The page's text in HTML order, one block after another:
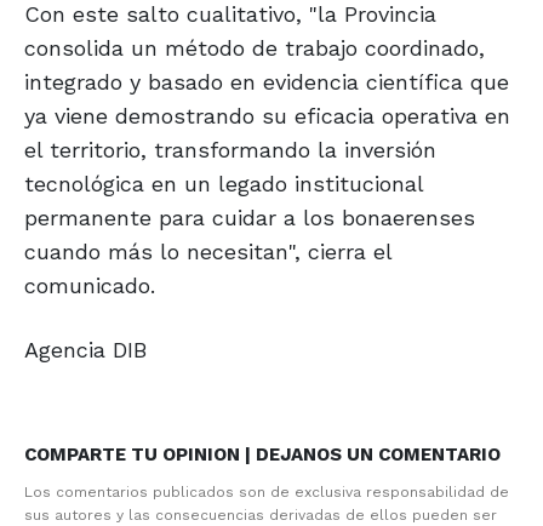
Con este salto cualitativo, "la Provincia
consolida un método de trabajo coordinado,
integrado y basado en evidencia científica que
ya viene demostrando su eficacia operativa en
el territorio, transformando la inversión
tecnológica en un legado institucional
permanente para cuidar a los bonaerenses
cuando más lo necesitan", cierra el
comunicado.
Agencia DIB
COMPARTE TU OPINION | DEJANOS UN COMENTARIO
Los comentarios publicados son de exclusiva responsabilidad de
sus autores y las consecuencias derivadas de ellos pueden ser